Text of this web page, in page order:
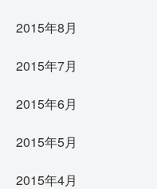
2015年8月
2015年7月
2015年6月
2015年5月
2015年4月